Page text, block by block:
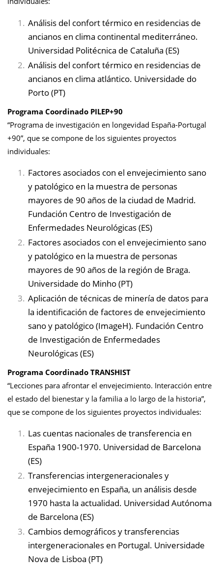
Análisis del confort térmico en residencias de
ancianos en clima continental mediterráneo.
Universidad Politécnica de Cataluña (ES)
Análisis del confort térmico en residencias de
ancianos en clima atlántico. Universidade do
Porto (PT)
Programa Coordinado PILEP+90
“Programa de investigación en longevidad España-Portugal
+90”, que se compone de los siguientes proyectos
individuales:
Factores asociados con el envejecimiento sano
y patológico en la muestra de personas
mayores de 90 años de la ciudad de Madrid.
Fundación Centro de Investigación de
Enfermedades Neurológicas (ES)
Factores asociados con el envejecimiento sano
y patológico en la muestra de personas
mayores de 90 años de la región de Braga.
Universidade do Minho (PT)
Aplicación de técnicas de minería de datos para
la identificación de factores de envejecimiento
sano y patológico (ImageH). Fundación Centro
de Investigación de Enfermedades
Neurológicas (ES)
Programa Coordinado TRANSHIST
“Lecciones para afrontar el envejecimiento. Interacción entre
el estado del bienestar y la familia a lo largo de la historia”,
que se compone de los siguientes proyectos individuales:
Las cuentas nacionales de transferencia en
España 1900-1970. Universidad de Barcelona
(ES)
Transferencias intergeneracionales y
envejecimiento en España, un análisis desde
1970 hasta la actualidad. Universidad Autónoma
de Barcelona (ES)
Cambios demográficos y transferencias
intergeneracionales en Portugal. Universidade
Nova de Lisboa (PT)